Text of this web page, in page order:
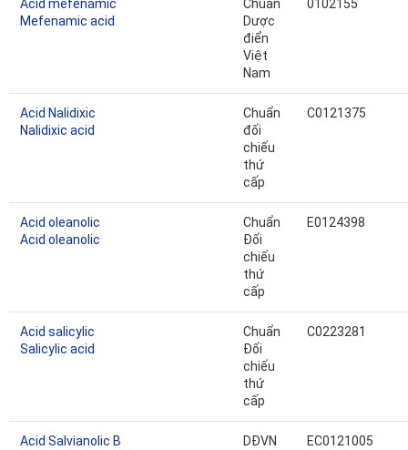
Acid mefenamic
Mefenamic acid
Chuẩn
Dược
điển
Việt
Nam
0102155
Acid Nalidixic
Nalidixic acid
Chuẩn
đối
chiếu
thứ
cấp
C0121375
Acid oleanolic
Acid oleanolic
Chuẩn
Đối
chiếu
thứ
cấp
E0124398
Acid salicylic
Salicylic acid
Chuẩn
Đối
chiếu
thứ
cấp
C0223281
Acid Salvianolic B
DĐVN EC0121005